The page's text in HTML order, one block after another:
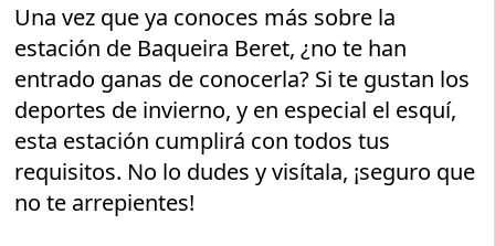
Una vez que ya conoces más sobre la
estación de Baqueira Beret, ¿no te han
entrado ganas de conocerla? Si te gustan los
deportes de invierno, y en especial el esquí,
esta estación cumplirá con todos tus
requisitos. No lo dudes y visítala, ¡seguro que
no te arrepientes!